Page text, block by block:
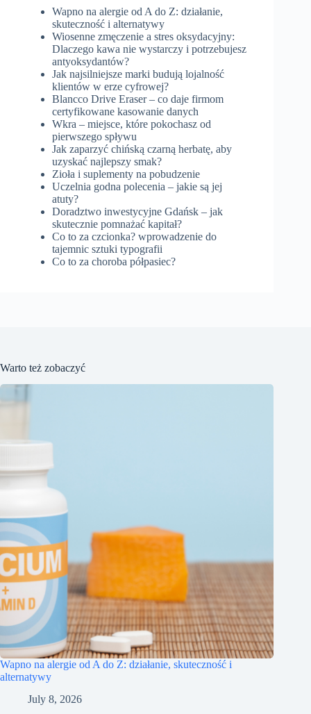
Wapno na alergie od A do Z: działanie,
skuteczność i alternatywy
Wiosenne zmęczenie a stres oksydacyjny:
Dlaczego kawa nie wystarczy i potrzebujesz
antyoksydantów?
Jak najsilniejsze marki budują lojalność
klientów w erze cyfrowej?
Blancco Drive Eraser – co daje firmom
certyfikowane kasowanie danych
Wkra – miejsce, które pokochasz od
pierwszego spływu
Jak zaparzyć chińską czarną herbatę, aby
uzyskać najlepszy smak?
Zioła i suplementy na pobudzenie
Uczelnia godna polecenia – jakie są jej
atuty?
Doradztwo inwestycyjne Gdańsk – jak
skutecznie pomnażać kapitał?
Co to za czcionka? wprowadzenie do
tajemnic sztuki typografii
Co to za choroba półpasiec?
Warto też zobaczyć
Wapno na alergie od A do Z: działanie, skuteczność i
alternatywy
July 8, 2026